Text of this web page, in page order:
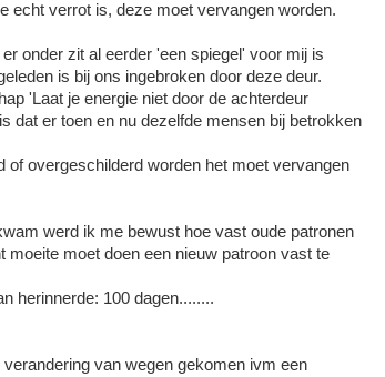
echt verrot is, deze moet vervangen worden.
onder zit al eerder 'een spiegel' voor mij is
is bij ons ingebroken door deze deur.
'Laat je energie niet door de achterdeur
dat er toen en nu dezelfde mensen bij betrokken
of overgeschilderd worden het moet vervangen
werd ik me bewust hoe vast oude patronen
moeite moet doen een nieuw patroon vast te
herinnerde: 100 dagen........
van wegen gekomen ivm een